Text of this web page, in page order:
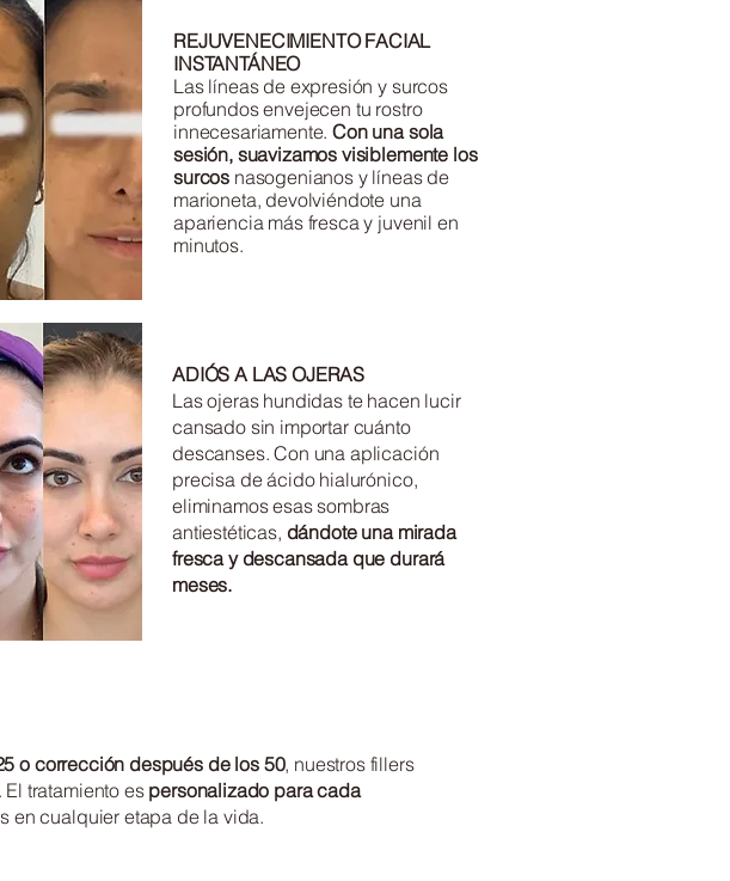
REJUVENECIMIENTO FACIAL
INSTANTÁNEO
Las líneas de expresión y surcos
profundos envejecen tu rostro
innecesariamente.Con una sola
sesión, suavizamos visiblemente los
surcos nasogenianos y líneas de
marioneta, devolviéndote una
apariencia más fresca y juvenil en
minutos.
ADIÓS A LAS OJERAS
Las ojeras hundidas te hacen lucir
cansado sin importar cuánto
descanses. Con una aplicación
precisa de ácido hialurónico,
eliminamos esas sombras
antiestéticas, dándote una mirada
fresca y descansada que durará
meses.
o corrección después de los 50, nuestros fillers
tratamiento espersonalizado para cada
en cualquier etapa de la vida.